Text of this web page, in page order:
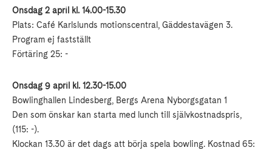
Onsdag 2 april kl. 14.00-15.30
Plats: Café Karlslunds motionscentral, Gäddestavägen 3.
Program ej fastställt
Förtäring 25: -
Onsdag 9 april kl. 12.30-15.00
Bowlinghallen Lindesberg, Bergs Arena Nyborgsgatan 1
Den som önskar kan starta med lunch till självkostnadspris,
(115: -).
Klockan 13.30 är det dags att börja spela bowling. Kostnad 65: